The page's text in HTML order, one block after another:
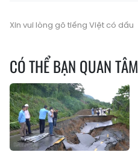
Xin vui lòng gõ tiếng Việt có dấu
CÓ THỂ BẠN QUAN TÂM